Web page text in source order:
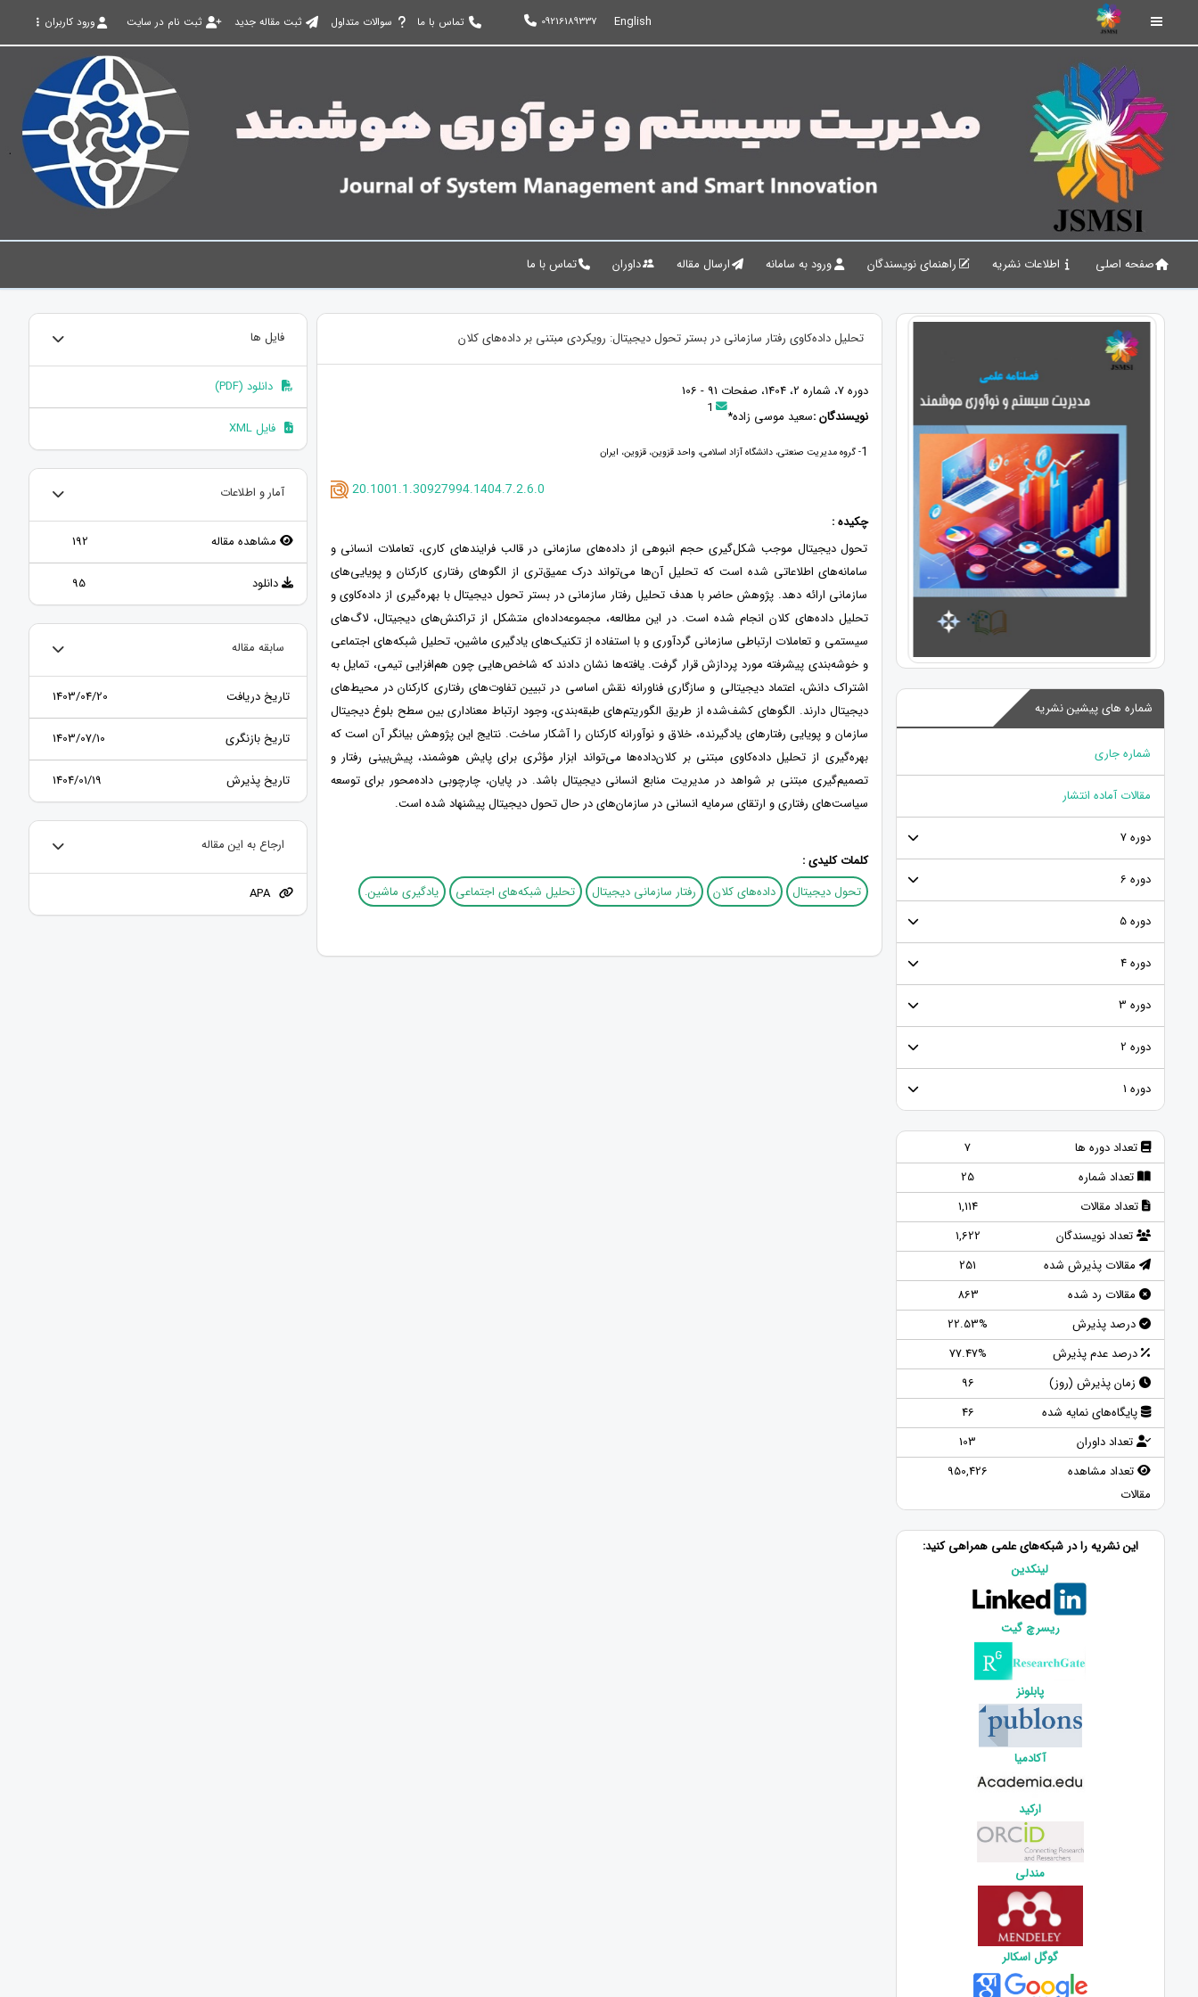
English
09216189337 تماس با ما سوالات متداول ثبت مقاله جدید ثبت نام در سایت ورود کاربران
صفحه اصلی اطلاعات نشریه راهنمای نویسندگان ورود به سامانه ارسال مقاله داوران تماس با ما
شماره های پیشین نشریه
شماره جاری
مقالات آماده انتشار
دوره 7
دوره 6
دوره 5
دوره 4
دوره 3
دوره 2
دوره 1
تعداد دوره ها
7
تعداد شماره
25
تعداد مقالات
1,114
تعداد نویسندگان
1,622
مقالات پذیرش شده
251
مقالات رد شده
863
درصد پذیرش
22.53%
درصد عدم پذیرش
77.47%
زمان پذیرش (روز)
96
پایگاه‌های نمایه شده
46
تعداد داوران
103
تعداد مشاهده
مقالات
950,426
این نشریه را در شبکه‌های علمی همراهی کنید:
لینکدین
ریسرچ گیت
پابلونز
آکادمیا
ارکید
مندلی
گوگل اسکالر
تحلیل داده‌کاوی رفتار سازمانی در بستر تحول دیجیتال: رویکردی مبتنی بر داده‌های کلان
دوره 7، شماره 2، 1404، صفحات 91 - 106
نویسندگان :سعید موسی زاده* 1
1- گروه مدیریت صنعتی، دانشگاه آزاد اسلامی، واحد قزوین، قزوین، ایران
20.1001.1.30927994.1404.7.2.6.0
چکیده :
تحول دیجیتال موجب شکل‌گیری حجم انبوهی از داده‌های سازمانی در قالب فرایندهای کاری، تعاملات انسانی و
سامانه‌های اطلاعاتی شده است که تحلیل آن‌ها می‌تواند درک عمیق‌تری از الگوهای رفتاری کارکنان و پویایی‌های
سازمانی ارائه دهد. پژوهش حاضر با هدف تحلیل رفتار سازمانی در بستر تحول دیجیتال با بهره‌گیری از داده‌کاوی و
تحلیل داده‌های کلان انجام شده است. در این مطالعه، مجموعه‌داده‌ای متشکل از تراکنش‌های دیجیتال، لاگ‌های
سیستمی و تعاملات ارتباطی سازمانی گردآوری و با استفاده از تکنیک‌های یادگیری ماشین، تحلیل شبکه‌های اجتماعی
و خوشه‌بندی پیشرفته مورد پردازش قرار گرفت. یافته‌ها نشان دادند که شاخص‌هایی چون هم‌افزایی تیمی، تمایل به
اشتراک دانش، اعتماد دیجیتالی و سازگاری فناورانه نقش اساسی در تبیین تفاوت‌های رفتاری کارکنان در محیط‌های
دیجیتال دارند. الگوهای کشف‌شده از طریق الگوریتم‌های طبقه‌بندی، وجود ارتباط معناداری بین سطح بلوغ دیجیتال
سازمان و پویایی رفتارهای یادگیرنده، خلاق و نوآورانه کارکنان را آشکار ساخت. نتایج این پژوهش بیانگر آن است که
بهره‌گیری از تحلیل داده‌کاوی مبتنی بر کلان‌داده‌ها می‌تواند ابزار مؤثری برای پایش هوشمند، پیش‌بینی رفتار و
تصمیم‌گیری مبتنی بر شواهد در مدیریت منابع انسانی دیجیتال باشد. در پایان، چارچوبی داده‌محور برای توسعه
سیاست‌های رفتاری و ارتقای سرمایه انسانی در سازمان‌های در حال تحول دیجیتال پیشنهاد شده است.
کلمات کلیدی :
تحول دیجیتال
داده‌های کلان رفتار سازمانی دیجیتال تحلیل شبکه‌های اجتماعی یادگیری ماشین.
فایل ها
دانلود (PDF)
فایل XML
آمار و اطلاعات
مشاهده مقاله 192
دانلود 95
سابقه مقاله
تاریخ دریافت 1403/04/20
تاریخ بازنگری 1403/07/10
تاریخ پذیرش 1404/01/19
ارجاع به این مقاله
APA